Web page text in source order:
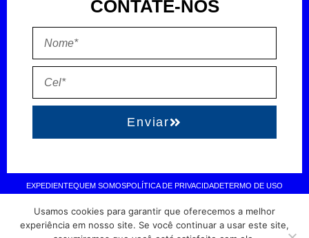
CONTATE-NOS
Enviar
EXPEDIENTEQUEM SOMOSPOLÍTICA DE PRIVACIDADETERMO DE USO
Direitos reservados à FIT Soluções = Atualizado pelo Consórcio de
Usamos cookies para garantir que oferecemos a melhor
experiência em nosso site. Se você continuar a usar este site,